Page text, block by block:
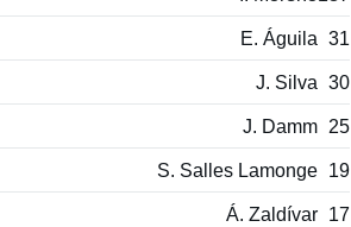
E. Águila 31
J. Silva 30
J. Damm 25
S. Salles Lamonge 19
Á. Zaldívar 17